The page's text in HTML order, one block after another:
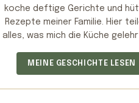
koche deftige Gerichte und
Rezepte meiner Familie. Hier
alles, was mich die Küche
MEINE GESCHICHTE LESEN